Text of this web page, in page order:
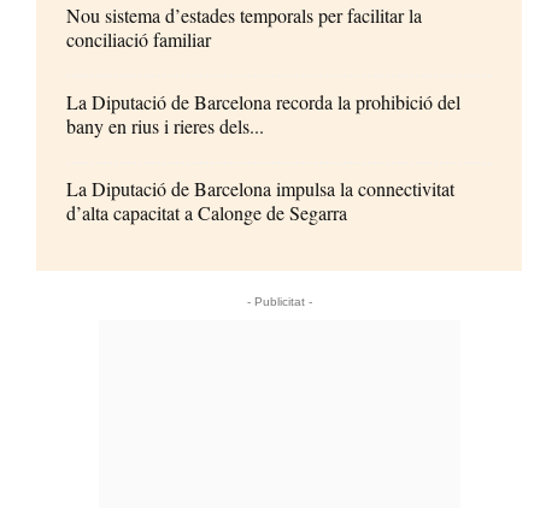
Nou sistema d’estades temporals per facilitar la
conciliació familiar
La Diputació de Barcelona recorda la prohibició del
bany en rius i rieres dels...
La Diputació de Barcelona impulsa la connectivitat
d’alta capacitat a Calonge de Segarra
- Publicitat -